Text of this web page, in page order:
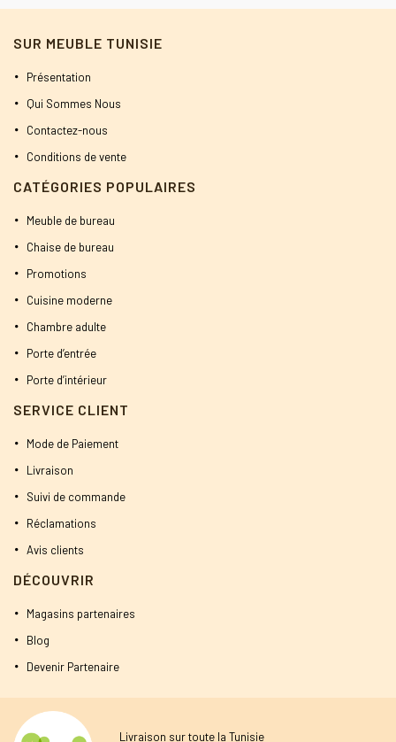
SUR MEUBLE TUNISIE
Présentation
Qui Sommes Nous
Contactez-nous
Conditions de vente
CATÉGORIES POPULAIRES
Meuble de bureau
Chaise de bureau
Promotions
Cuisine moderne
Chambre adulte
Porte d’entrée
Porte d’intérieur
SERVICE CLIENT
Mode de Paiement
Livraison
Suivi de commande
Réclamations
Avis clients
DÉCOUVRIR
Magasins partenaires
Blog
Devenir Partenaire
Livraison sur toute la Tunisie